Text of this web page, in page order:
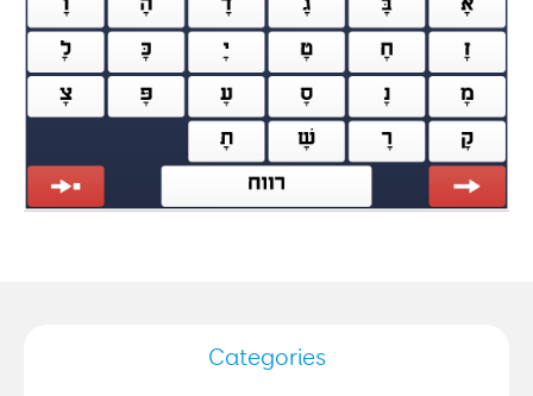
Categories